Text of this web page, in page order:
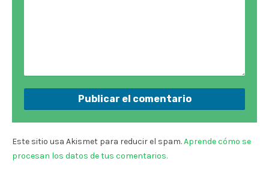
Este sitio usa Akismet para reducir el spam.Aprende cómo se
procesan los datos de tus comentarios.